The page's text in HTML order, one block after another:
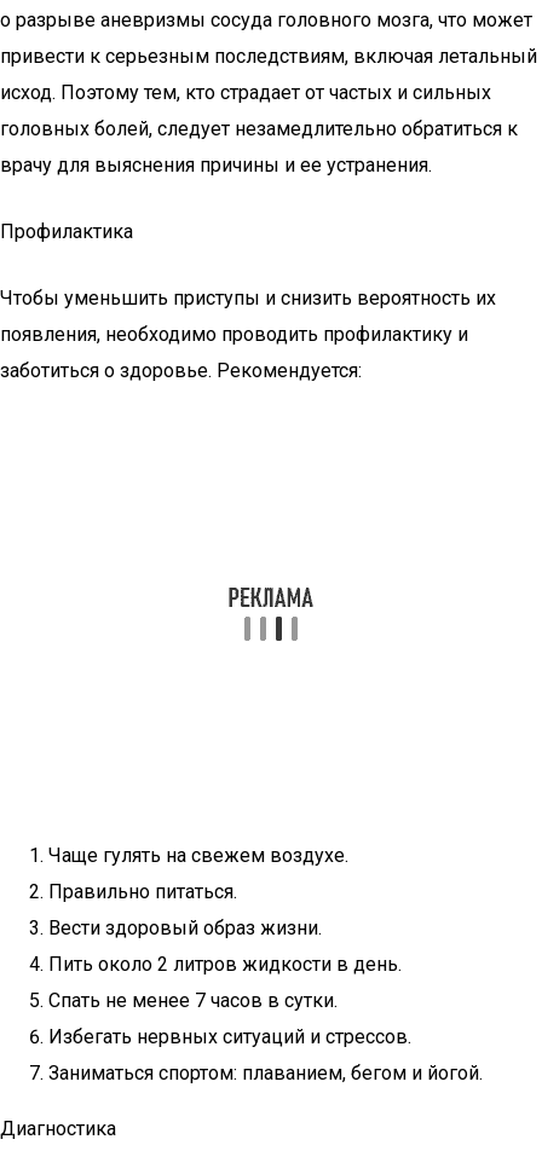
о разрыве аневризмы сосуда головного мозга, что может
привести к серьезным последствиям, включая летальный
исход. Поэтому тем, кто страдает от частых и сильных
головных болей, следует незамедлительно обратиться к
врачу для выяснения причины и ее устранения.
Профилактика
Чтобы уменьшить приступы и снизить вероятность их
появления, необходимо проводить профилактику и
заботиться о здоровье. Рекомендуется:
Чаще гулять на свежем воздухе.
Правильно питаться.
Вести здоровый образ жизни.
Пить около 2 литров жидкости в день.
Спать не менее 7 часов в сутки.
Избегать нервных ситуаций и стрессов.
Заниматься спортом: плаванием, бегом и йогой.
Диагностика